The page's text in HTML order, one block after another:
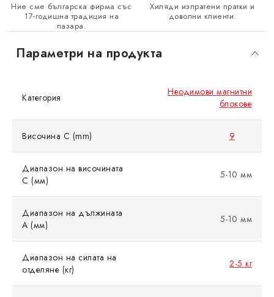
Ние сме българска фирма със
17-годишна традиция на
пазара.
Хиляди изпратени пратки и
доволни клиенти.
Параметри на продукта
Категория
Неодимови магнитни
блокове
Височина C (mm) 9
Диапазон на височината
C (мм)
5-10 мм
Диапазон на дължината
A (мм)
5-10 мм
Диапазон на силата на
отделяне (кг)
2-5 кг